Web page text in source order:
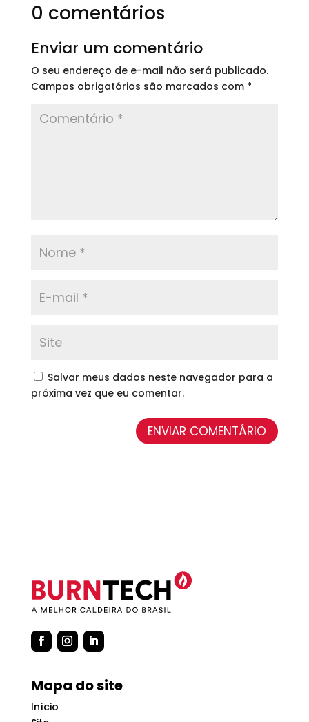
0 comentários
Enviar um comentário
O seu endereço de e-mail não será publicado.
Campos obrigatórios são marcados com *
Salvar meus dados neste navegador para a
próxima vez que eu comentar.
ENVIAR COMENTÁRIO
Mapa do site
Início